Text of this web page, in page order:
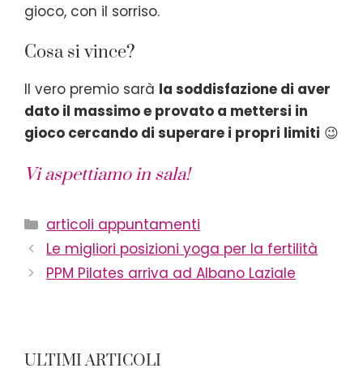
gioco, con il sorriso.
Cosa si vince?
Il vero premio sarà la soddisfazione di aver
dato il massimo e provato a mettersi in
gioco cercando di superare i propri limiti 😉
Vi aspettiamo in sala!
Categorie
articoli appuntamenti
Le migliori posizioni yoga per la fertilità
PPM Pilates arriva ad Albano Laziale
ULTIMI ARTICOLI